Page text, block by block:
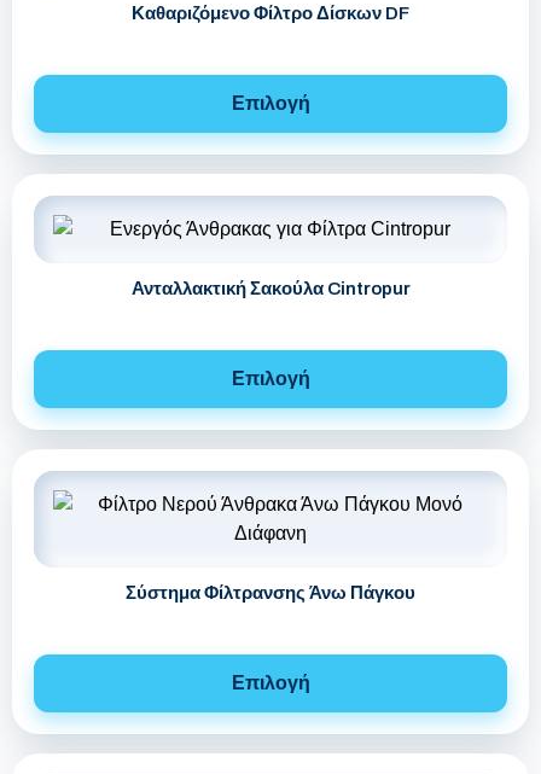
Καθαριζόμενο Φίλτρο Δίσκων DF
Επιλογή
Ανταλλακτική Σακούλα Cintropur
Επιλογή
Σύστημα Φίλτρανσης Άνω Πάγκου
Επιλογή